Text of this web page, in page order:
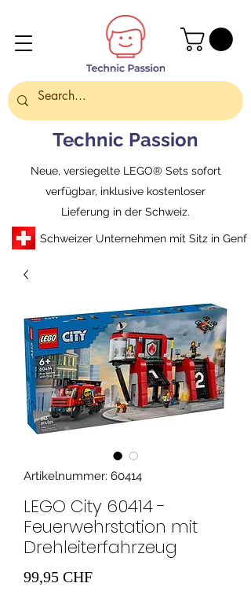
Neue, versiegelte LEGO® Sets sofort
verfügbar, inklusive kostenloser
Lieferung in der Schweiz.
Technic Passion
Schweizer Unternehmen mit Sitz in Genf
Artikelnummer: 60414
LEGO City 60414 -
Feuerwehrstation mit
Drehleiterfahrzeug
99,95 CHFPreis